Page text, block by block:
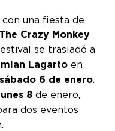
una fiesta de
The Crazy Monkey
se trasladó a
Lagarto en
6 de enero.
8 de enero,
dos eventos